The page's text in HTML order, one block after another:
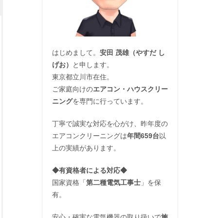
はじめまして。 安田 茂雄（やすだ し
げお）
と申します。
東京都立川市在住。
ご家庭向けのエアコン・ハウスクリー
ニングを専門に行っています。
丁寧で誠実な対応を心がけ、昨年度の
エアコンクリーニングは年間659台以
上の実績があります。
◆有資格者による対応◆
国家資格「第二種電気工事士 」を保
有。